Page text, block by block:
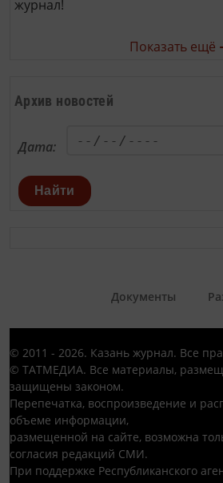
Показать ещё
Архив новостей
Дата:
Найти
Документы
© 2011 - 2026. Казань журнал. Все
© ТАТМЕДИА. Все материалы,
защищены законом.
Перепечатка, воспроизведение и
объеме информации,
размещенной на сайте, возможна
согласия редакций СМИ.
При поддержке Республиканского